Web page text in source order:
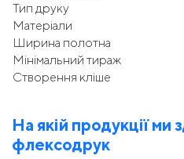
Тип друку
Матеріали
Ширина полотна
Мінімальний тираж
Створення кліше
На якій продукції ми
флексодрук